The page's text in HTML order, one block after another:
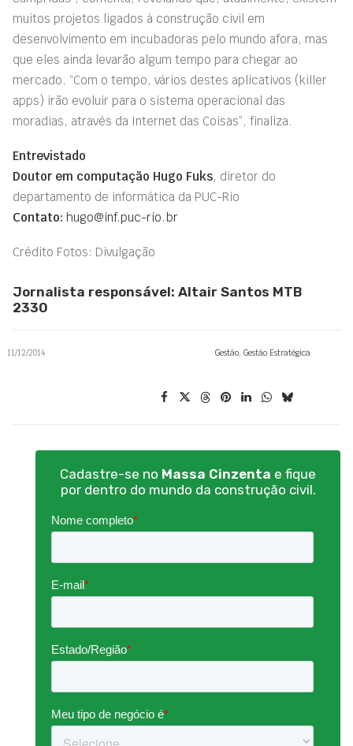
muitos projetos ligados à construção civil em
desenvolvimento em incubadoras pelo mundo afora, mas
que eles ainda levarão algum tempo para chegar ao
mercado. “Com o tempo, vários destes aplicativos (killer
apps) irão evoluir para o sistema operacional das
moradias, através da Internet das Coisas”, finaliza.
Entrevistado
Doutor em computação Hugo Fuks, diretor do
departamento de informática da PUC-Rio
Contato: hugo@inf.puc-rio.br
Crédito Fotos: Divulgação
Jornalista responsável: Altair Santos MTB
2330
11/12/2014 Gestão, Gestão Estratégica
Cadastre-se no Massa Cinzenta e fique
por dentro do mundo da construção civil.